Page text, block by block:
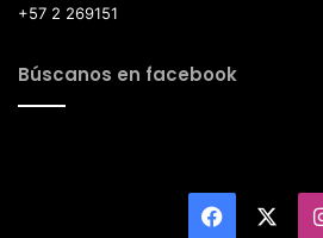
+57 2 269151
Búscanos en facebook
Facebook